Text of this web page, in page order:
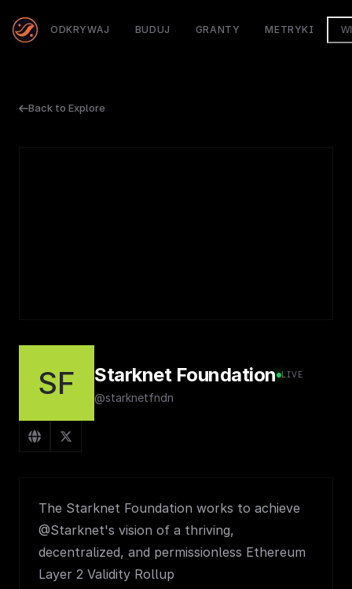
ODKRYWAJ BUDUJ GRANTY METRYKI
Back to Explore
SF Starknet Foundation LIVE
@starknetfndn
The Starknet Foundation works to achieve
@Starknet's vision of a thriving,
decentralized, and permissionless Ethereum
Layer 2 Validity Rollup